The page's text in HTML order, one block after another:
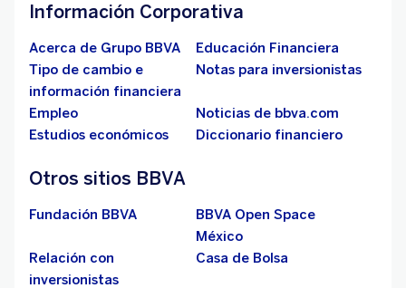
Información Corporativa
Acerca de Grupo BBVA
Educación Financiera
Tipo de cambio e
información financiera
Notas para inversionistas
Empleo
Noticias de bbva.com
Estudios económicos
Diccionario financiero
Otros sitios BBVA
Fundación BBVA
BBVA Open Space
México
Relación con
inversionistas
Casa de Bolsa